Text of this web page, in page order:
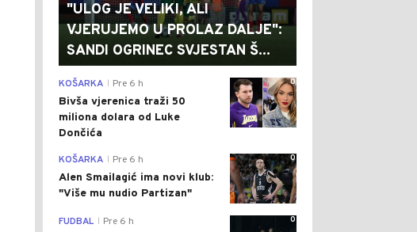
"ULOG JE VELIKI, ALI
VJERUJEMO U PROLAZ DALJE":
SANDI OGRINEC SVJESTAN Š...
0
KOŠARKA Pre 6 h
Bivša vjerenica traži 50
miliona dolara od Luke
Dončića
0
KOŠARKA Pre 6 h
Alen Smailagić ima novi klub:
"Više mu nudio Partizan"
0
FUDBAL Pre 6 h